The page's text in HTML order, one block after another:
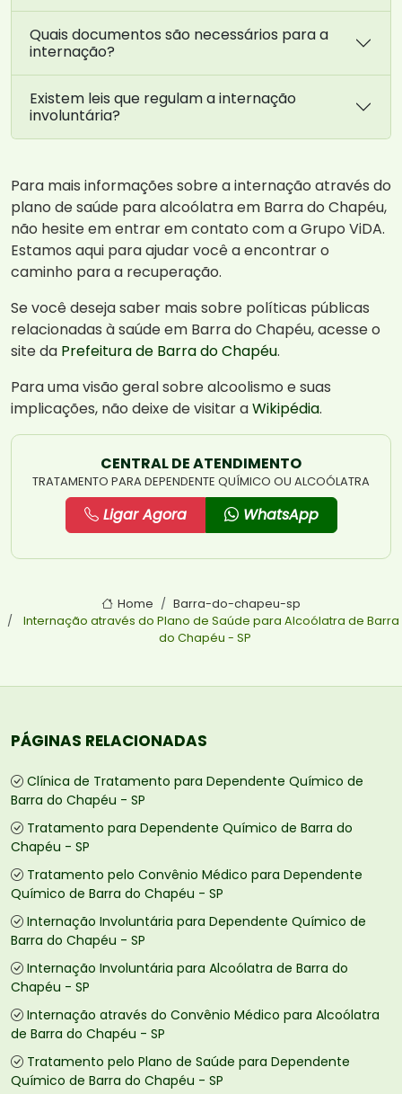
Quais documentos são necessários para a
internação?
Existem leis que regulam a internação
involuntária?
Para mais informações sobre a internação através do
plano de saúde para alcoólatra em Barra do Chapéu,
não hesite em entrar em contato com a Grupo ViDA.
Estamos aqui para ajudar você a encontrar o
caminho para a recuperação.
Se você deseja saber mais sobre políticas públicas
relacionadas à saúde em Barra do Chapéu, acesse o
site da Prefeitura de Barra do Chapéu.
Para uma visão geral sobre alcoolismo e suas
implicações, não deixe de visitar aWikipédia.
CENTRAL DE ATENDIMENTO
TRATAMENTO PARA DEPENDENTE QUÍMICO OU ALCOÓLATRA
Ligar Agora WhatsApp
Home
Barra-do-chapeu-sp
Internação através do Plano de Saúde para Alcoólatra de Barra
do Chapéu - SP
PÁGINAS RELACIONADAS
Clínica de Tratamento para Dependente Químico de
Barra do Chapéu - SP
Tratamento para Dependente Químico de Barra do
Chapéu - SP
Tratamento pelo Convênio Médico para Dependente
Químico de Barra do Chapéu - SP
Internação Involuntária para Dependente Químico de
Barra do Chapéu - SP
Internação Involuntária para Alcoólatra de Barra do
Chapéu - SP
Internação através do Convênio Médico para Alcoólatra
de Barra do Chapéu - SP
Tratamento pelo Plano de Saúde para Dependente
Químico de Barra do Chapéu - SP